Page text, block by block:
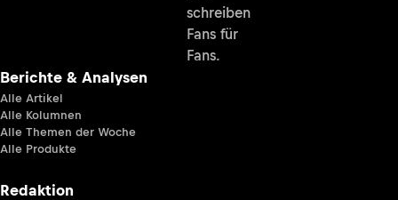
schreiben
Fans für
Fans.
Berichte & Analysen
Alle Artikel
Alle Kolumnen
Alle Themen der Woche
Alle Produkte
Redaktion